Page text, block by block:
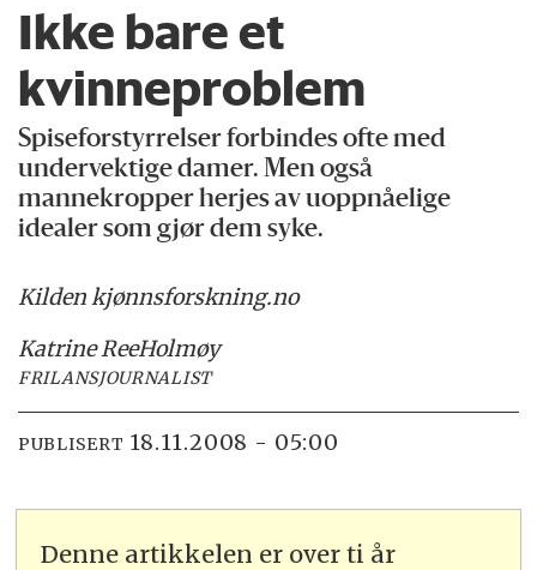
Ikke bare et
kvinneproblem
Spiseforstyrrelser forbindes ofte med
undervektige damer. Men også
mannekropper herjes av uoppnåelige
idealer som gjør dem syke.
Kilden kjønnsforskning.no
Katrine ReeHolmøy
FRILANSJOURNALIST
PUBLISERT 18.11.2008 - 05:00
Denne artikkelen er over ti år